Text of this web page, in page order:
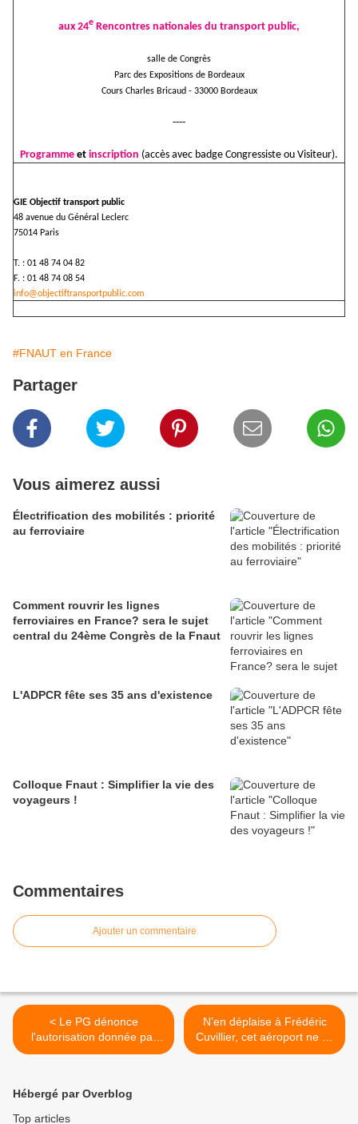
aux 24e Rencontres nationales du transport public,
salle de Congrès
Parc des Expositions de Bordeaux
Cours Charles Bricaud - 33000 Bordeaux
----
Programme et inscription (accès avec badge Congressiste ou Visiteur).
GIE Objectif transport public
48 avenue du Général Leclerc
75014 Paris
T. : 01 48 74 04 82
F. : 01 48 74 08 54
info@objectiftransportpublic.com
#FNAUT en France
Partager
Vous aimerez aussi
Électrification des mobilités : priorité
au ferroviaire
Comment rouvrir les lignes
ferroviaires en France? sera le sujet
central du 24ème Congrès de la Fnaut
L'ADPCR fête ses 35 ans d'existence
Colloque Fnaut : Simplifier la vie des
voyageurs !
Commentaires
Ajouter un commentaire
< Le PG dénonce
l'autorisation donnée par
l'Europe à la France de
N’en déplaise à Frédéric
Cuvillier, cet aéroport ne se
fera pas ... >
Hébergé par Overblog
Top articles